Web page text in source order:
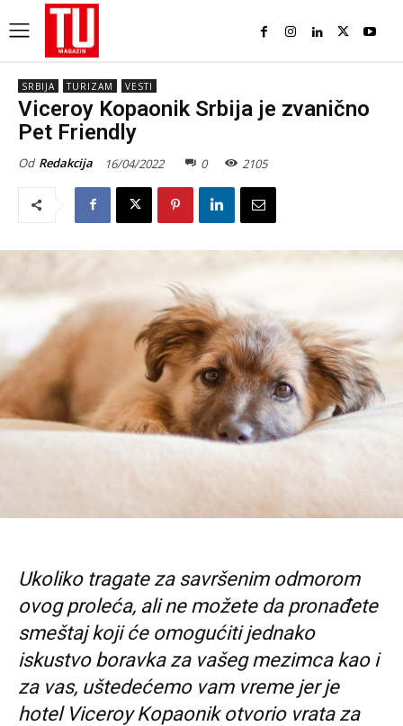
SRBIJA TURIZAM VESTI
Viceroy Kopaonik Srbija je zvanično
Pet Friendly
Od Redakcija 16/04/2022 0 2105
Ukoliko tragate za savršenim odmorom
ovog proleća, ali ne možete da pronađete
smeštaj koji će omogućiti jednako
iskustvo boravka za vašeg mezimca kao i
za vas, uštedećemo vam vreme jer je
hotel Viceroy Kopaonik otvorio vrata za